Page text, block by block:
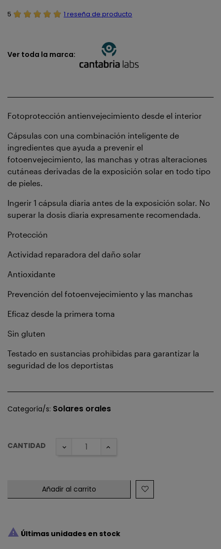
5 1 reseña de producto
Ver toda la marca:
Fotoprotección antienvejecimiento desde el interior
Cápsulas con una combinación inteligente de
ingredientes que ayuda a prevenir el
fotoenvejecimiento, las manchas y otras alteraciones
cutáneas derivadas de la exposición solar en todo tipo
de pieles.
Ingerir 1 cápsula diaria antes de la exposición solar. No
superar la dosis diaria expresamente recomendada.
Protección
Actividad reparadora del daño solar
Antioxidante
Prevención del fotoenvejecimiento y las manchas
Eficaz desde la primera toma
Sin gluten
Testado en sustancias prohibidas para garantizar la
seguridad de los deportistas
Categoría/s: Solares orales
CANTIDAD
Añadir al carrito
 Últimas unidades en stock